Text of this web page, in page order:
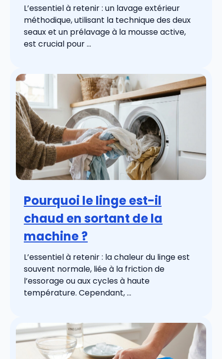
L’essentiel à retenir : un lavage extérieur
méthodique, utilisant la technique des deux
seaux et un prélavage à la mousse active,
est crucial pour ...
Pourquoi le linge est-il
chaud en sortant de la
machine ?
L’essentiel à retenir : la chaleur du linge est
souvent normale, liée à la friction de
l’essorage ou aux cycles à haute
température. Cependant, ...